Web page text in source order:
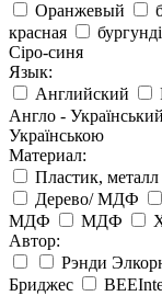
Оранжевый
красная
Сіро-синя
Язык:
Английский
Англо - Український
Українською
Материал:
Пластик, металл
Дерево/ МДФ
МДФ
МДФ
Автор:
Рэнди
Бриджес